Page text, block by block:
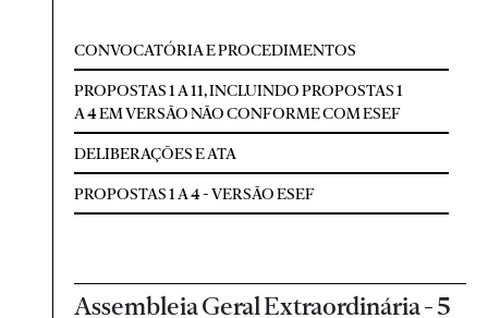
CONVOCATÓRIA E PROCEDIMENTOS
PROPOSTAS 1 A 11, INCLUINDO PROPOSTAS 1
A 4 EM VERSÃO NÃO CONFORME COM ESEF
DELIBERAÇÕES E ATA
PROPOSTAS 1 A 4 - VERSÃO ESEF
Assembleia Geral Extraordinária - 5